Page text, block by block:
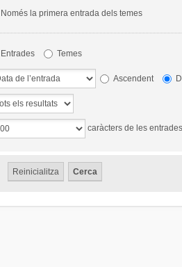
Només la primera entrada dels temes
Entrades Temes
Ascendent
caràcters de les entrades